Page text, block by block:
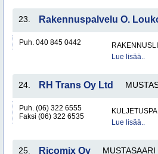
23. Rakennuspalvelu O.
Puh. 040 845 0442
Lue lisää..
24. RH Trans Oy Ltd
Puh. (06) 322 6555
Faksi (06) 322 6535
Lue lisää..
25. Ricomix Oy MUSTASAARI